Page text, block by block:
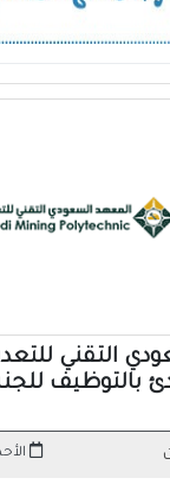
التقني
بالتوظيف
الأحد ١٤٤٨/١/